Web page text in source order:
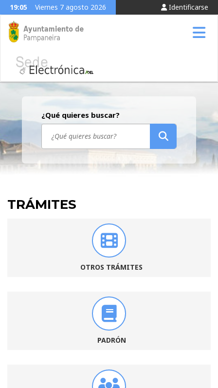
19:05 Viernes 7 agosto 2026 Identificarse
¿Qué quieres buscar?
TRÁMITES
OTROS TRÁMITES
PADRÓN